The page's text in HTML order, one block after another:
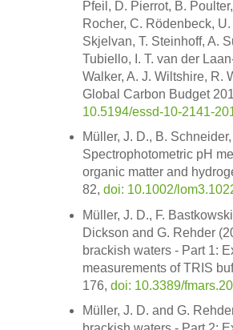
Pfeil, D. Pierrot, B.
Rocher, C. Rödenbeck,
Skjelvan, T. Steinhoff, A.
Tubiello, I. T. van der
Walker, A. J. Wiltshire, R.
Global Carbon Budget
10.5194/essd-10-2141-
Müller, J. D., B.
Spectrophotometric pH
organic matter and
82, doi: 10.1002/
Müller, J. D., F.
Dickson and G. Rehder
brackish waters - Part 1:
measurements of TRIS
176, doi: 10.3389/
Müller, J. D. and G.